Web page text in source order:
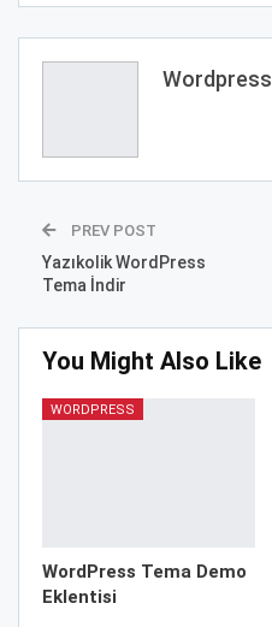
Wordpress
PREV POST
Yazıkolik WordPress
Tema İndir
You Might Also Like
WORDPRESS
WordPress Tema Demo
Eklentisi